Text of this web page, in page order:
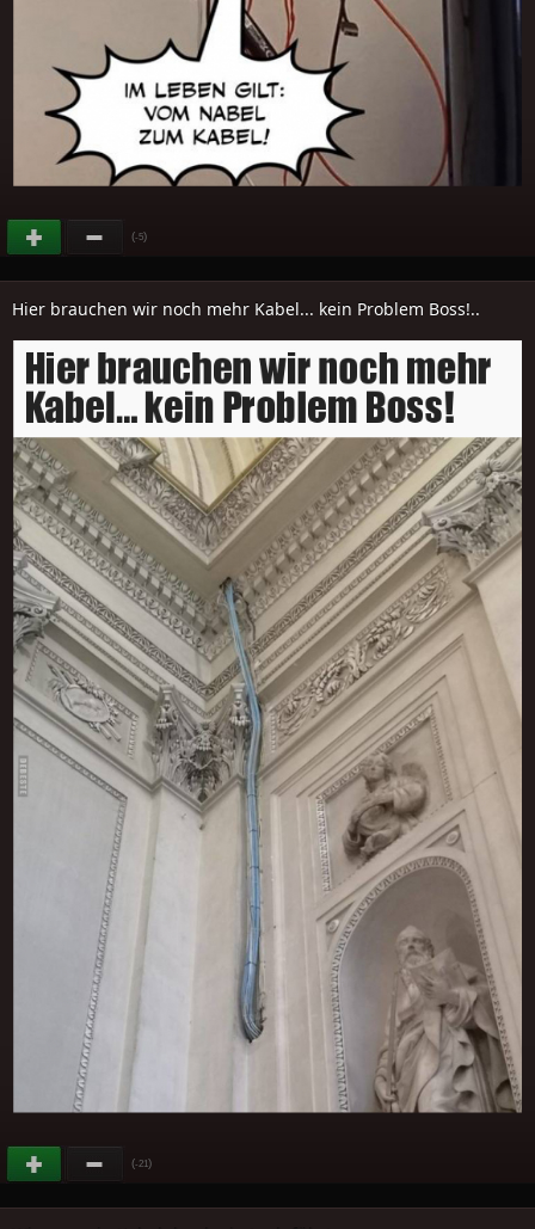
(-5)
Hier brauchen wir noch mehr Kabel... kein Problem Boss!..
(-21)